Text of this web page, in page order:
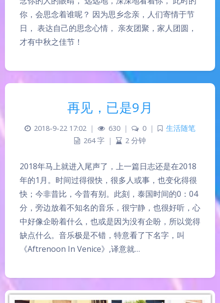
你，会思念着谁呢？ 因为思乡念亲，人们寄情于节
日， 表达自己的思念心情， 亲友团聚，家人团圆，
才有中秋之佳节！
再见，已是9月
2018-9-22 17:02 | 630 | 0 |
生活随笔
264 字 | 2 分钟
2018年马上就进入尾声了，上一篇日志还是在2018
年的1月。时间过得很快，很多人或事，也变化得很
快；今非昔比，今昔有别。此刻，泰国时间的0：04
分，旁边放着不知名的音乐，很宁静，也很好听，心
中好像企盼着什么，也或是因为没有企盼，所以觉得
缺点什么。音乐极是不错，特意看了下名字，叫
《Aftrenoon In Venice》,译意就…